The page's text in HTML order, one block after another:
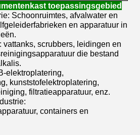
toepassingsgebied
Schoonruimtes, afvalwater en
en apparatuur in
scrubbers, leidingen en
die bestand
elektroplatering,
kunststofelektroplatering,
filtratieapparatuur, enz.
containers en